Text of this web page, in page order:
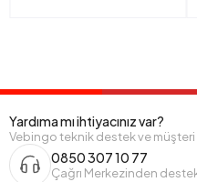
Yardıma mı ihtiyacınız var?
Vebingo teknik destek ve müşteri
0850 307 10 77
Çağrı Merkezinden